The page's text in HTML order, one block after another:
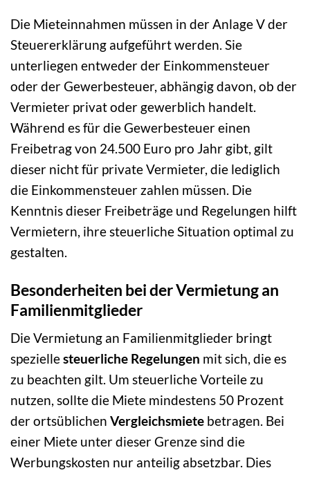
Die Mieteinnahmen müssen in der Anlage V der
Steuererklärung aufgeführt werden. Sie
unterliegen entweder der Einkommensteuer
oder der Gewerbesteuer, abhängig davon, ob der
Vermieter privat oder gewerblich handelt.
Während es für die Gewerbesteuer einen
Freibetrag von 24.500 Euro pro Jahr gibt, gilt
dieser nicht für private Vermieter, die lediglich
die Einkommensteuer zahlen müssen. Die
Kenntnis dieser Freibeträge und Regelungen hilft
Vermietern, ihre steuerliche Situation optimal zu
gestalten.
Besonderheiten bei der Vermietung an
Familienmitglieder
Die Vermietung an Familienmitglieder bringt
speziellesteuerliche Regelungen mit sich, die es
zu beachten gilt. Um steuerliche Vorteile zu
nutzen, sollte die Miete mindestens 50 Prozent
der ortsüblichen Vergleichsmiete betragen. Bei
einer Miete unter dieser Grenze sind die
Werbungskosten nur anteilig absetzbar. Dies